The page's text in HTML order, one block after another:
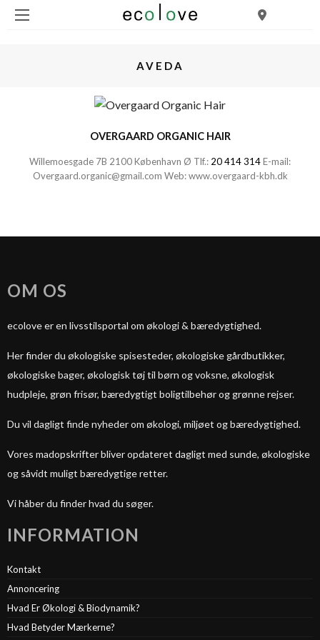
AVEDA
OVERGAARD ORGANIC HAIR
Willemoesgade 7B 2100 København Ø Tlf.: 20 414 314E-mail:
Overgaard.organic@gmail.com Web:www.overgaard-kbh.dk
OM OS
ecolove er en livsstilsportal om økologi & bæredygtighed.
Her finder du økologiske spisesteder, økologiske gårdbutikker,
økologiske bager, økologisk tøj til børn og voksne, økologisk
hudpleje, grøn frisør, bæredygtigt boligtilbehør og grønne rejser.
Du vil dagligt finde nyheder om økologi, miljøet og bæredygtighed.
Vores madopskrifter bliver opdateret dagligt med sunde, økologiske
og såvidt muligt bæredygtige retter.
Vi håber du finder hvad du søger.
INFORMATION
Kontakt
Annoncering
Hvad Er Økologi & Biodynamik?
Hvad Betyder Mærkerne?